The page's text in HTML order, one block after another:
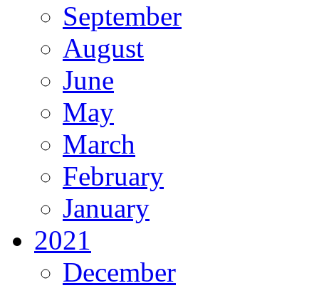
September
August
June
May
March
February
January
2021
December